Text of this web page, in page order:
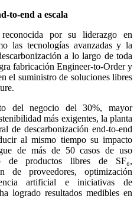
to-end a escala
por su liderazgo en
las tecnologías avanzadas y la
a lo largo de toda
fabricación Engineer-to-Order y
el suministro de soluciones libres
del negocio del 30%, mayor
más exigentes, la planta
de descarbonización end-to-end
al mismo tiempo su impacto
de más de 50 casos de uso
de productos libres de SF₆,
de proveedores, optimización
artificial e iniciativas de
logrado resultados medibles en